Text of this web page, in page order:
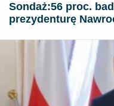
​Sondaż:56 proc.
prezydenturę